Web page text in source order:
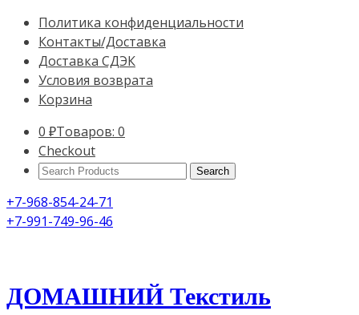
Политика конфиденциальности
Контакты/Доставка
Доставка СДЭК
Условия возврата
Корзина
0 ₽Товаров: 0
Checkout
Search
+7-968-854-24-71
+7-991-749-96-46
ДОМАШНИЙ Текстиль